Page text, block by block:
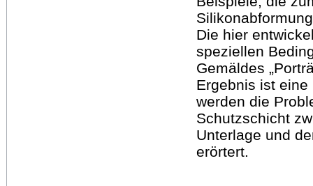
Die hier
speziellen
Gemäldes
Ergebnis ist eine
werden die
Schutzschicht
Unterlage und
erörtert.